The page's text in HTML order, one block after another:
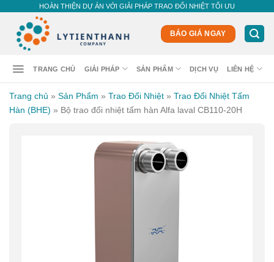
to
content
HOÀN THIỆN DỰ ÁN VỚI GIẢI PHÁP TRAO ĐỔI NHIỆT TỐI ƯU
BÁO GIÁ NGAY
TRANG CHỦ GIẢI PHÁP SẢN PHẨM DỊCH VỤ LIÊN HỆ
Trang chủ » Sản Phẩm » Trao Đổi Nhiệt » Trao Đổi Nhiệt Tấm
Hàn (BHE) » Bộ trao đổi nhiệt tấm hàn Alfa laval CB110-20H